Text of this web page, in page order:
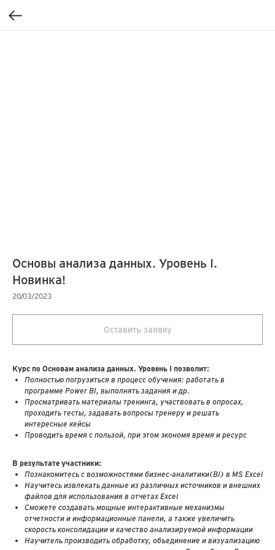
Основы анализа данных. Уровень I.
Новинка!
20/03/2023
Оставить заявку
Курс по Основам анализа данных. Уровень I позволит:
Полностью погрузиться в процесс обучения: работать в
программе Power BI, выполнять задания и др.
Просматривать материалы тренинга, участвовать в опросах,
проходить тесты, задавать вопросы тренеру и решать
интересные кейсы
Проводить время с пользой, при этом экономя время и ресурс
В результате участники:
Познакомитесь с возможностями бизнес-аналитики(BI) в MS Excel
Научитесь извлекать данные из различных источников и внешних
файлов для использования в отчетах Excel
Сможете создавать мощные интерактивные механизмы
отчетности и информационные панели, а также увеличить
скорость консолидации и качество анализируемой информации
Научитель производить обработку, объединение и визуализацию